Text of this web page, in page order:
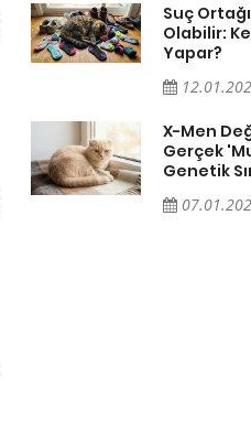
Suç
Olabilir:
Yapar?
X-Men
Gerçek
Genetik